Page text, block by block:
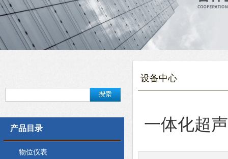
产品目录
物位仪表
设备中心
一体化超